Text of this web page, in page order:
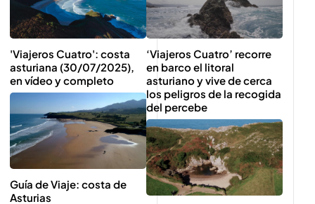
'Viajeros Cuatro': costa
asturiana (30/07/2025),
en vídeo y completo
Guía de Viaje: costa de
Asturias
‘Viajeros Cuatro’ recorre
en barco el litoral
asturiano y vive de cerca
los peligros de la recogida
del percebe